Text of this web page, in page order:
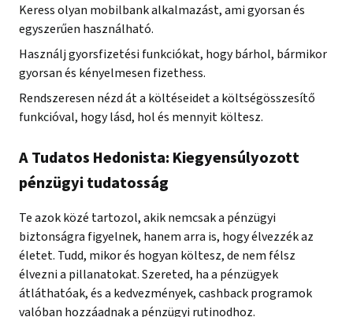
Keress olyan mobilbank alkalmazást, ami gyorsan és
egyszerűen használható.
Használj gyorsfizetési funkciókat, hogy bárhol, bármikor
gyorsan és kényelmesen fizethess.
Rendszeresen nézd át a költéseidet a költségösszesítő
funkcióval, hogy lásd, hol és mennyit költesz.
A Tudatos Hedonista: Kiegyensúlyozott
pénzügyi tudatosság
Te azok közé tartozol, akik nemcsak a pénzügyi
biztonságra figyelnek, hanem arra is, hogy élvezzék az
életet. Tudd, mikor és hogyan költesz, de nem félsz
élvezni a pillanatokat. Szereted, ha a pénzügyek
átláthatóak, és a kedvezmények, cashback programok
valóban hozzáadnak a pénzügyi rutinodhoz.